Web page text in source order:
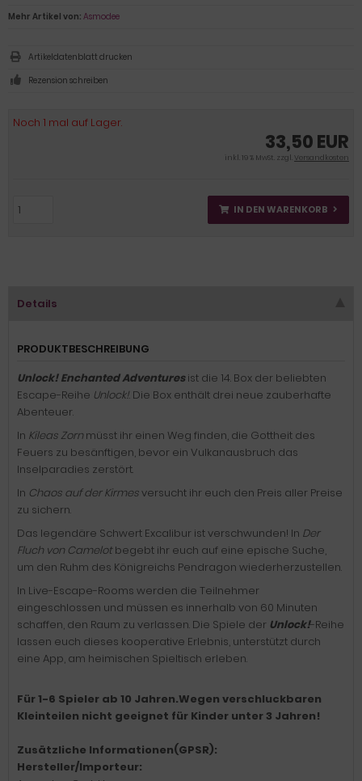
Noch 1 mal auf Lager.
33,50 EUR
inkl. 19 % MwSt. zzgl.Versandkosten
IN DEN WARENKORB
Mehr Artikel von: Asmodee
Artikeldatenblatt drucken
Rezension schreiben
Details
PRODUKTBESCHREIBUNG
Unlock! Enchanted Adventuresist die 14. Box der beliebten
Escape-Reihe Unlock!. Die Box enthält drei neue zauberhafte
Abenteuer.
In Kileas Zorn müsst ihr einen Weg finden, die Gottheit des
Feuers zu besänftigen, bevor ein Vulkanausbruch das
Inselparadies zerstört.
In Chaos auf der Kirmesversucht ihr euch den Preis aller Preise
zu sichern.
Das legendäre Schwert Excalibur ist verschwunden! In Der
Fluch von Camelotbegebt ihr euch auf eine epische Suche,
um den Ruhm des Königreichs Pendragon wiederherzustellen.
In Live-Escape-Rooms werden die Teilnehmer
eingeschlossen und müssen es innerhalb von 60 Minuten
schaffen, den Raum zu verlassen. Die Spiele der Unlock!-Reihe
lassen euch dieses kooperative Erlebnis, unterstützt durch
eine App, am heimischen Spieltisch erleben.
Für 1-6 Spieler ab 10 Jahren.Wegen verschluckbaren
Kleinteilen nicht geeignet für Kinder unter 3 Jahren!
Zusätzliche Informationen(GPSR):
Hersteller/Importeur: